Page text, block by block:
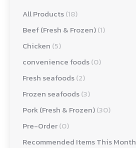
All Products(18)
Beef (Fresh & Frozen)(1)
Chicken (5)
convenience foods(0)
Fresh seafoods(2)
Frozen seafoods(3)
Pork (Fresh & Frozen)(30)
Pre-Order(0)
Recommended Items This Month